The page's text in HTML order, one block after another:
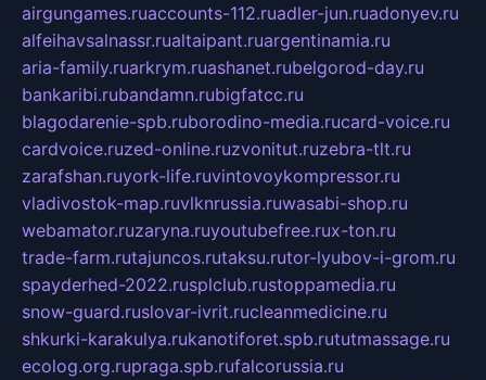
airgungames.ruaccounts-112.ruadler-jun.ruadonyev.ru
alfeihavsalnassr.rualtaipant.ruargentinamia.ru
aria-family.ruarkrym.ruashanet.rubelgorod-day.ru
bankaribi.rubandamn.rubigfatcc.ru
blagodarenie-spb.ruborodino-media.rucard-voice.ru
cardvoice.ruzed-online.ruzvonitut.ruzebra-tlt.ru
zarafshan.ruyork-life.ruvintovoykompressor.ru
vladivostok-map.ruvlknrussia.ruwasabi-shop.ru
webamator.ruzaryna.ruyoutubefree.rux-ton.ru
trade-farm.rutajuncos.rutaksu.rutor-lyubov-i-grom.ru
spayderhed-2022.rusplclub.rustoppamedia.ru
snow-guard.ruslovar-ivrit.rucleanmedicine.ru
shkurki-karakulya.rukanotiforet.spb.rututmassage.ru
ecolog.org.rupraga.spb.rufalcorussia.ru